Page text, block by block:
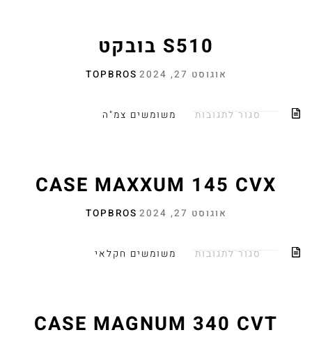
S510 בובקט
אוגוסט 27, 2024 TOPBROS
סגור לתגובות משומשים צמ"ה
CASE MAXXUM 145 CVX
אוגוסט 27, 2024 TOPBROS
סגור לתגובות משומשים חקלאי
CASE MAGNUM 340 CVT